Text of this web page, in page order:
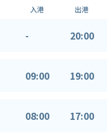
入港 出港
- 20:00
09:00 19:00
08:00 17:00